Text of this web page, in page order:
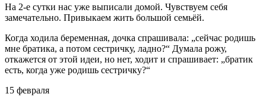
На 2-е сутки нас уже выписали домой. Чувствуем себя
замечательно. Привыкаем жить большой семьёй.
Когда ходила беременная, дочка спрашивала: „сейчас родишь
мне братика, а потом сестричку, ладно?“ Думала рожу,
откажется от этой идеи, но нет, ходит и спрашивает: „братик
есть, когда уже родишь сестричку?“
15 февраля